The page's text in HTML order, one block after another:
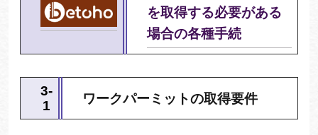
を取得する必要がある
場合の各種手続
3‐
1
ワークパーミットの取得要件